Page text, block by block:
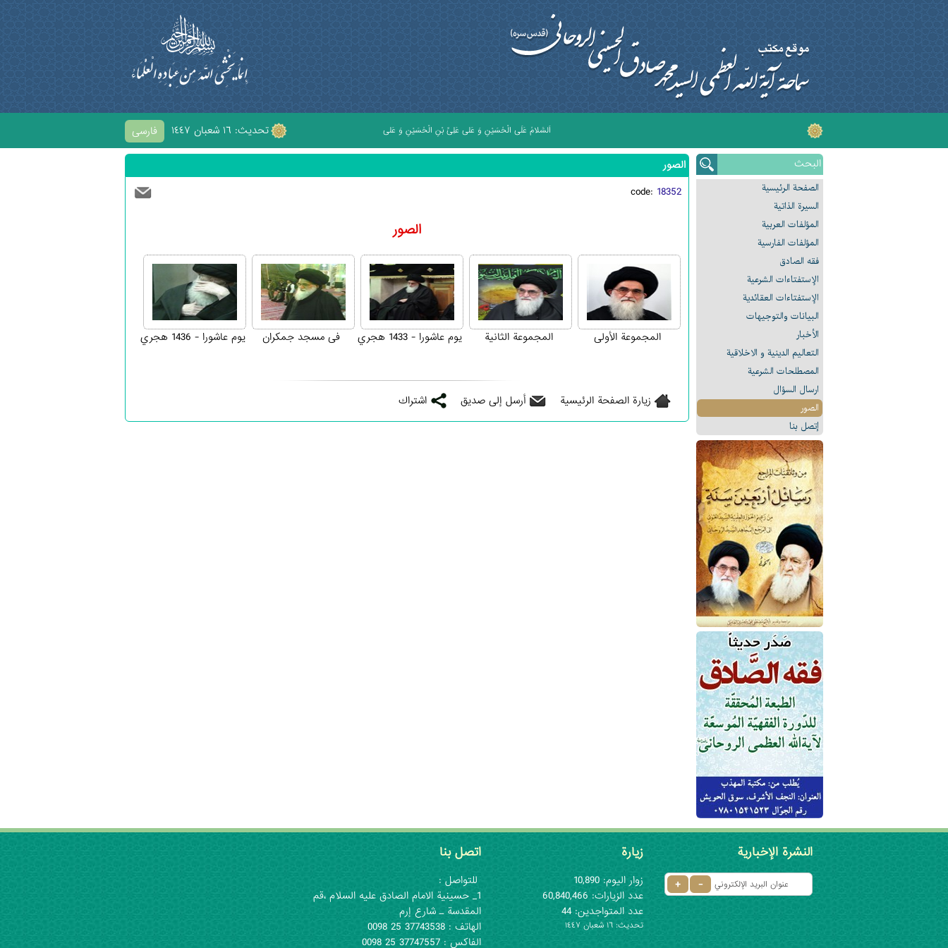
فارسی تحديث: ١٦ شعبان ١٤٤٧ اَلسَّلامُ عَلَى الْحُسَيْنِ وَ عَلى عَلِىِّ بْنِ الْحُسَيْنِ وَ عَلى اَوْلادِ الْحُسَيْنِ وَ عَلى اَصْحابِ الْحُسَيْنِ
الصفحة الرئیسیة
السیرة الذاتیة
المؤلفات العربیة
المؤلفات الفارسیة
فقه الصادق
الإستفتاءات الشرعیة
الإستفتاءات العقائدیة
البیانات والتوجيهات
الأخبار
التعالیم الدینیة و الاخلاقیة
المصطلحات الشرعیة
ارسال السؤال
الصور
إتصل بنا
الصور
code: 18352
الصور
المجموعة الأولى المجموعة الثانية يوم عاشورا - 1433 هجري فی مسجد جمکران يوم عاشورا - 1436 هجري
زيارة الصفحة الرئيسية أرسل إلى صديق اشتراك
النشرة الإخبارية زيارة
زوار اليوم: 10,890
عدد الزيارات: 60,840,466
عدد المتواجدين: 44
تحديث: ١٦ شعبان ١٤٤٧
اتصل بنا
للتواصل :
1_ حسينية الامام الصادق عليه السلام ،قم
المقدسة ـ شارع إرم
الهاتف : 37743538 25 0098
الفاكس : 37747557 25 0098